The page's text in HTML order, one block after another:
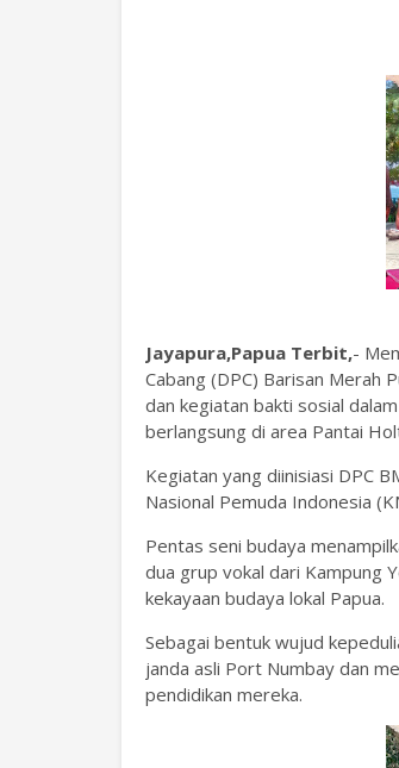
Jayapura,Papua Terbit,-
Cabang (DPC) Barisan Merah
dan kegiatan bakti sosial
berlangsung di area Pantai
Kegiatan yang diinisiasi DPC
Nasional Pemuda Indonesia
Pentas seni budaya
dua grup vokal dari Kampung
kekayaan budaya lokal Papua.
Sebagai bentuk wujud
janda asli Port Numbay dan
pendidikan mereka.